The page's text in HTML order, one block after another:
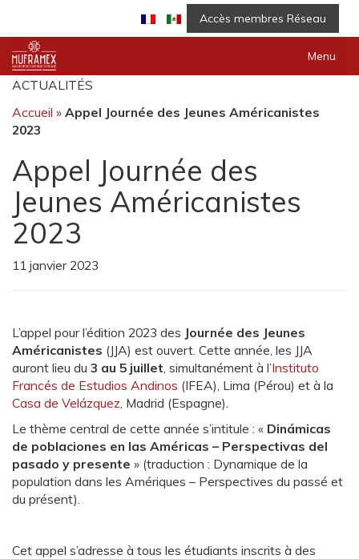
Accès membres Réseau
Menu
ACTUALITÉS
Accueil » Appel Journée des Jeunes Américanistes
2023
Appel Journée des
Jeunes Américanistes
2023
11 janvier 2023
L’appel pour l’édition 2023 des Journée des Jeunes
Américanistes (JJA) est ouvert. Cette année, les JJA
auront lieu du 3 au 5 juillet, simultanément à l’Instituto
Francés de Estudios Andinos (IFEA), Lima (Pérou) et à la
Casa de Velázquez, Madrid (Espagne).
Le thème central de cette année s’intitule : « Dinámicas
de poblaciones en las Américas – Perspectivas del
pasado y presente » (traduction : Dynamique de la
population dans les Amériques – Perspectives du passé et
du présent).
Cet appel s’adresse à tous les étudiants inscrits à des